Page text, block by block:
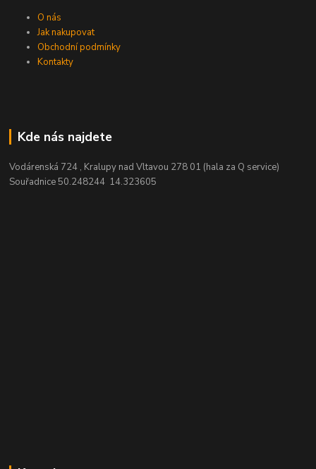
O nás
Jak nakupovat
Obchodní podmínky
Kontakty
Kde nás najdete
Vodárenská 724 , Kralupy nad Vltavou 278 01 (hala za Q service)
Souřadnice 50.248244 14.323605